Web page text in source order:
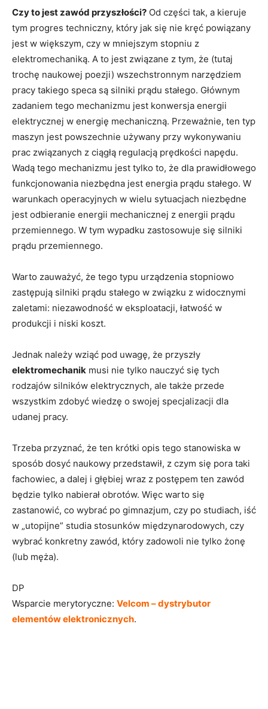
Czy to jest zawód przyszłości? Od części tak, a kieruje
tym progres techniczny, który jak się nie kręć powiązany
jest w większym, czy w mniejszym stopniu z
elektromechaniką. A to jest związane z tym, że (tutaj
trochę naukowej poezji) wszechstronnym narzędziem
pracy takiego speca są silniki prądu stałego. Głównym
zadaniem tego mechanizmu jest konwersja energii
elektrycznej w energię mechaniczną. Przeważnie, ten typ
maszyn jest powszechnie używany przy wykonywaniu
prac związanych z ciągłą regulacją prędkości napędu.
Wadą tego mechanizmu jest tylko to, że dla prawidłowego
funkcjonowania niezbędna jest energia prądu stałego. W
warunkach operacyjnych w wielu sytuacjach niezbędne
jest odbieranie energii mechanicznej z energii prądu
przemiennego. W tym wypadku zastosowuje się silniki
prądu przemiennego.
Warto zauważyć, że tego typu urządzenia stopniowo
zastępują silniki prądu stałego w związku z widocznymi
zaletami: niezawodność w eksploatacji, łatwość w
produkcji i niski koszt.
Jednak należy wziąć pod uwagę, że przyszły
elektromechanik musi nie tylko nauczyć się tych
rodzajów silników elektrycznych, ale także przede
wszystkim zdobyć wiedzę o swojej specjalizacji dla
udanej pracy.
Trzeba przyznać, że ten krótki opis tego stanowiska w
sposób dosyć naukowy przedstawił, z czym się pora taki
fachowiec, a dalej i głębiej wraz z postępem ten zawód
będzie tylko nabierał obrotów. Więc warto się
zastanowić, co wybrać po gimnazjum, czy po studiach, iść
w „utopijne” studia stosunków międzynarodowych, czy
wybrać konkretny zawód, który zadowoli nie tylko żonę
(lub męża).
DP
Wsparcie merytoryczne: Velcom – dystrybutor
elementów elektronicznych.